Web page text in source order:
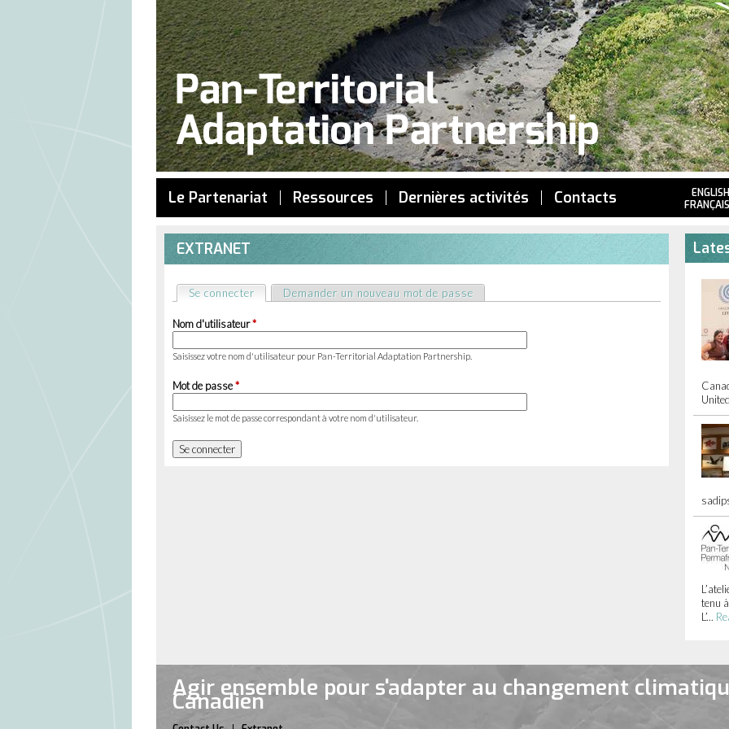
Jump to navigation
Le Partenariat Ressources Dernières activités Contacts
ENGLISH
FRANÇAIS
EXTRANET
Onglets
principaux
Se connecter (onglet actif)
Demander un nouveau mot de passe
Nom d'utilisateur*
Saisissez votre nom d'utilisateur pour Pan-Territorial Adaptation Partnership.
Mot de passe*
Saisissez le mot de passe correspondant à votre nom d'utilisateur.
tenu
L’...
Agir ensemble pour s'adapter au changement
Canadien